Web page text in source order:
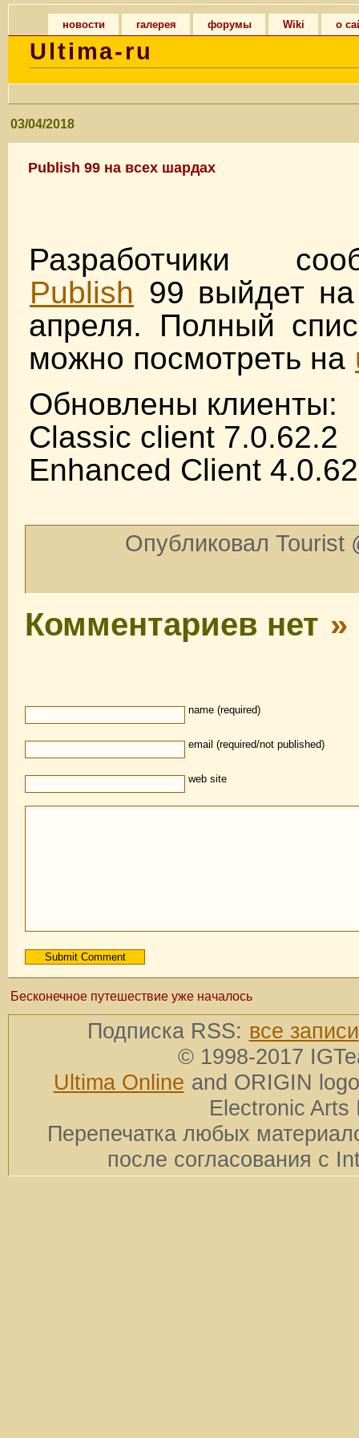
новости галерея форумы Wiki о
Ultima-ru
03/04/2018
Publish 99 на всех шардах
Разработчики
Publish 99 выйдет
апреля. Полный
можно посмотреть на
Обновлены клиенты:
Classic client 7.0.62.2
Enhanced Client
Опубликовал Tourist
Комментариев нет »
name (required)
email (required/not published)
web site
Бесконечное путешествие уже началось
Подписка RSS: все записи
© 1998-2017
Ultima Online and ORIGIN
Electronic Arts
Перепечатка любых
после согласования с